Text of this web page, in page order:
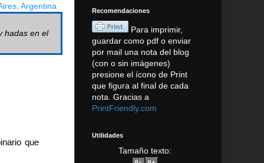
Argentina
hadas en el
que
Recomendaciones
Para imprimir,
guardar como pdf o enviar
por mail una nota del blog
(con o sin imágenes)
presione el ícono de Print
que figura al final de cada
nota. Gracias a
PrintFriendly.com
Utilidades
Tamaño texto: